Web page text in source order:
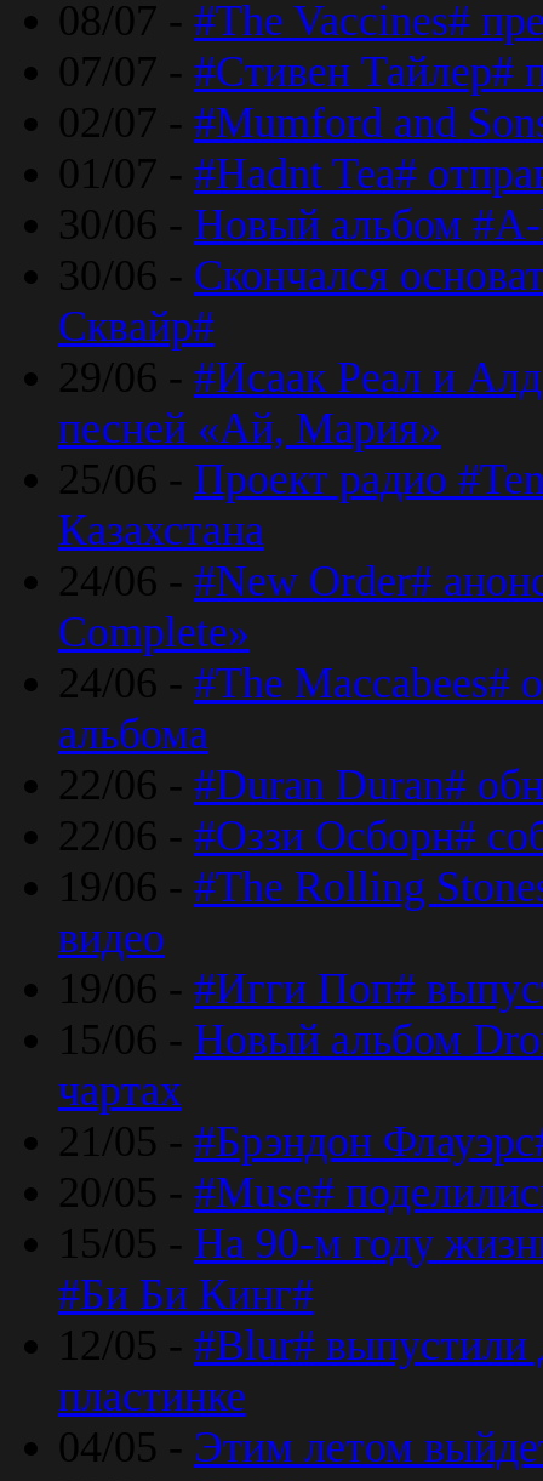
08/07 - #The Vaccines#
07/07 - #Стивен Тайлер#
02/07 - #Mumford and
01/07 - #Hadnt Tea#
30/06 - Новый альбом #A-
30/06 - Скончался
Сквайр#
29/06 - #Исаак Реал и
песней «Ай, Мария»
25/06 - Проект радио
Казахстана
24/06 - #New Order#
Complete»
24/06 - #The Maccabees#
альбома
22/06 - #Duran Duran#
22/06 - #Оззи Осборн#
19/06 - #The Rolling
видео
19/06 - #Игги Поп#
15/06 - Новый альбом
чартах
21/05 - #Брэндон
20/05 - #Muse#
15/05 - На 90-м году
#Би Би Кинг#
12/05 - #Blur# выпустили
пластинке
04/05 - Этим летом